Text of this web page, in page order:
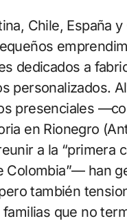
Chile, España
dedicados a
personalizados.
presenciales
en Rionegro
a la “primera
Colombia”— han
también
que no